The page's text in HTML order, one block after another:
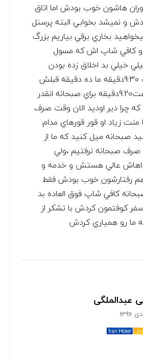
هاشون خوب بودش اما اتاق
و نميشد بخوابي البته پرسنل
بخاري برقي بياريم بزرگ
و كافي شاپ اش كه مسول
خيلي بد اخلاق زده بودن
صبحانه تا ساعت 9:30دقيقه ما ده دقيقه قبلش
رفتشم يعني ساعت9:20دقيقه براي صبحانه انقدر
چرا دير اوديد الان وقت صرف
زياد او قور قورهاي مدام
صبحانه ميل كنيد كه ما از
صرف صبحانه نرفتيم ،ولي
عالي هستش و خدمه و
رفتارشون خوب بودش فقط
كافي شاپ فوق العاده بد
كوفتمون كردش با تشكر از
ما رو همياري كردش
عبدالملگی